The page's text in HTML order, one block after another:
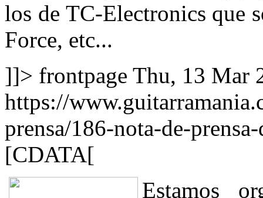
los de TC-Electronics que
Force, etc...
]]> frontpage Thu, 13 Mar
https://
prensa/186-nota-de-
[CDATA[
Estamos